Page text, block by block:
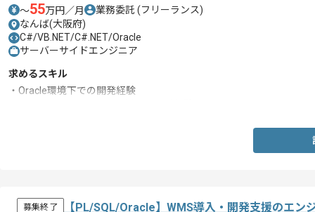
〜55万円／月 業務委託 (フリーランス)
なんば(大阪府)
C#/VB.NET/C#.NET/Oracle
サーバーサイドエンジニア
求めるスキル
・Oracle環境下での開発経験
募集終了 【PL/SQL/Oracle】WMS導入・開発支援のエン